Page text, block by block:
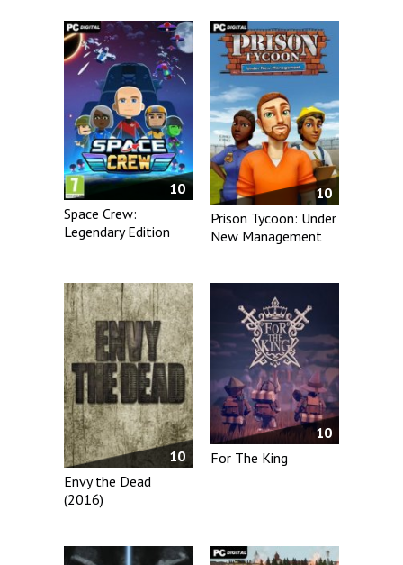
10
Space Crew:
Legendary Edition
10
Prison Tycoon: Under
New Management
10
Envy the Dead
(2016)
10
For The King